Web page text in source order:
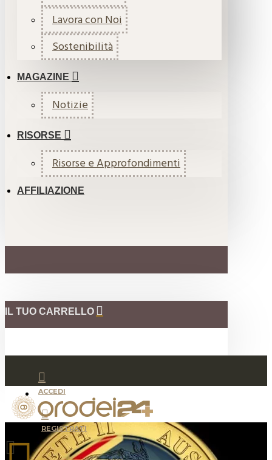
Lavora con Noi
Sostenibilità
MAGAZINE
Notizie
RISORSE
Risorse e Approfondimenti
AFFILIAZIONE
IL TUO CARRELLO
ACCEDI
REGISTRATI